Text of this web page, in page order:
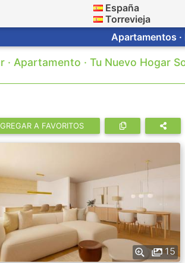
España
Torrevieja
Apartamentos ·
· Apartamento · Tu Nuevo Hogar
A FAVORITOS
15